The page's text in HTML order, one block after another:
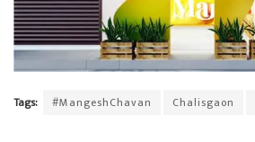
Tags: #MangeshChavan Chalisgaon